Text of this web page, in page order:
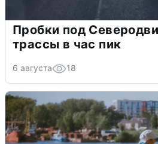
Пробки под
трассы в час пик
6 августа 18